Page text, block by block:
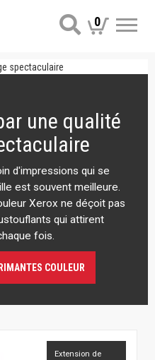
0
une qualité
d'impressions qui se
est souvent meilleure.
Xerox ne déçoit pas
qui attirent
fois.
COULEUR
Extension de